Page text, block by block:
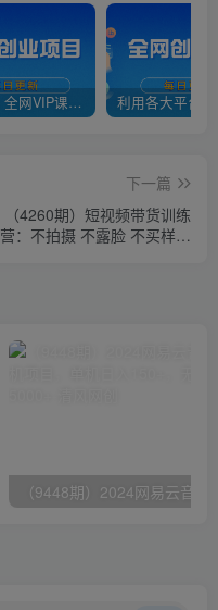
官方正品 全网VIP课程 无损下载~
下一篇
（4260期）短视频带货训练
营：不拍摄 不露脸 不买样品